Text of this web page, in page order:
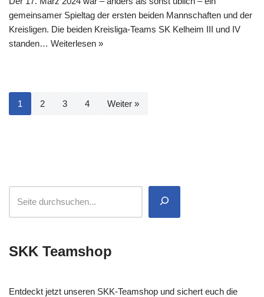
gemeinsamer Spieltag der ersten beiden Mannschaften und der
Kreisligen. Die beiden Kreisliga-Teams SK Kelheim III und IV
standen… Weiterlesen »
1 2 3 4 Weiter »
SKK Teamshop
Entdeckt jetzt unseren SKK-Teamshop und sichert euch die